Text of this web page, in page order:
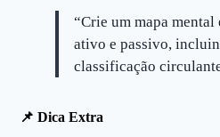
“Crie um mapa
ativo e passivo,
classificação
📌 Dica Extra